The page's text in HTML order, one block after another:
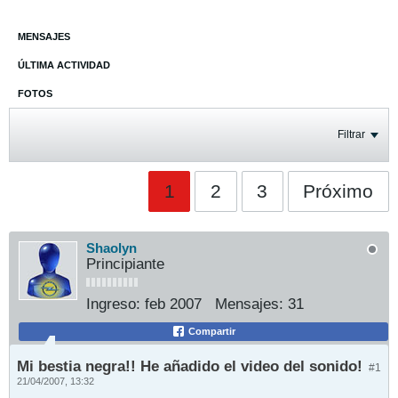
MENSAJES
ÚLTIMA ACTIVIDAD
FOTOS
Filtrar
1 2 3 Próximo
Shaolyn
Principiante
Ingreso: feb 2007 Mensajes: 31
Compartir
#1
Mi bestia negra!! He añadido el video del sonido!
21/04/2007, 13:32